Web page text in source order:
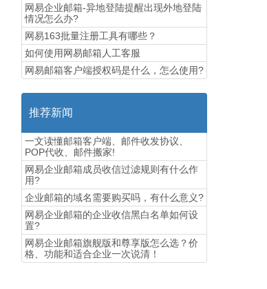
网易企业邮箱-异地登陆提醒出现外地登陆
情况怎么办?
网易163批量注册工具有哪些？
如何使用网易邮箱人工客服
网易邮箱客户端授权码是什么，怎么使用?
推荐新闻
一文读懂邮箱客户端、邮件收发协议、
POP代收、邮件搬家!
网易企业邮箱成员收信过滤规则有什么作
用?
企业邮箱的域名需要购买吗，有什么意义?
网易企业邮箱的企业收信黑白名单如何设
置?
​网易企业邮箱旗舰版和尊享版怎么选？价
格、功能和适合企业一次说清！